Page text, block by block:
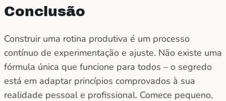
Conclusão
Construir uma rotina produtiva é um processo
contínuo de experimentação e ajuste. Não existe uma
fórmula única que funcione para todos – o segredo
está em adaptar princípios comprovados à sua
realidade pessoal e profissional. Comece pequeno,